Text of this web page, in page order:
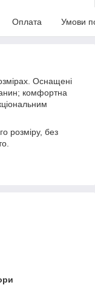
Оплата Умови
Оснащені
комфортна
розміру, без